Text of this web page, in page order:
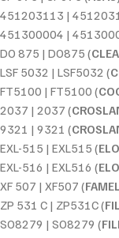
451203113 |
451300004 |
DO 875 | DO875 (
LSF 5032 | LSF5032 (
FT5100 | FT5100 (
2037 | 2037 (
9321 | 9321 (
EXL-515 | EXL515 (
EXL-516 | EXL516 (
XF 507 | XF507 (FAMEL
ZP 531 C | ZP531C (
SO8279 | SO8279 (